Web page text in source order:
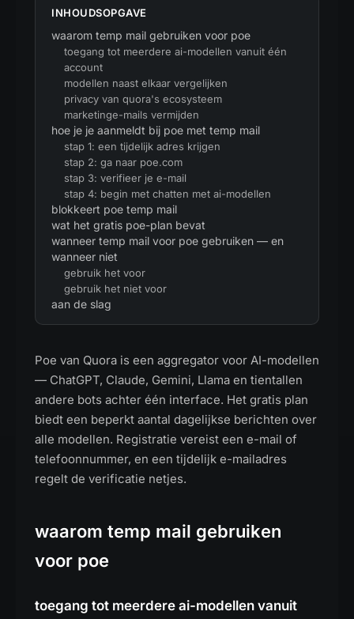
INHOUDSOPGAVE
waarom temp mail gebruiken voor poe
toegang tot meerdere ai-modellen vanuit één
account
modellen naast elkaar vergelijken
privacy van quora's ecosysteem
marketinge-mails vermijden
hoe je je aanmeldt bij poe met temp mail
stap 1: een tijdelijk adres krijgen
stap 2: ga naar poe.com
stap 3: verifieer je e-mail
stap 4: begin met chatten met ai-modellen
blokkeert poe temp mail
wat het gratis poe-plan bevat
wanneer temp mail voor poe gebruiken — en
wanneer niet
gebruik het voor
gebruik het niet voor
aan de slag
Poe van Quora is een aggregator voor AI-modellen
— ChatGPT, Claude, Gemini, Llama en tientallen
andere bots achter één interface. Het gratis plan
biedt een beperkt aantal dagelijkse berichten over
alle modellen. Registratie vereist een e-mail of
telefoonnummer, en een tijdelijk e-mailadres
regelt de verificatie netjes.
waarom temp mail gebruiken
voor poe
toegang tot meerdere ai-modellen vanuit